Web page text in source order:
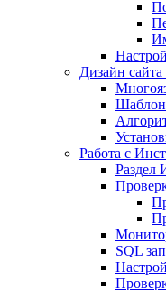
Дизайн
Работа с
Раздел
SQL